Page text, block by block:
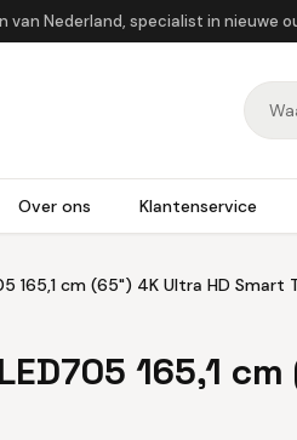
van Nederland, specialist in nieuwe
Over ons Klantenservice
165,1 cm (65") 4K Ultra HD Smart
165,1